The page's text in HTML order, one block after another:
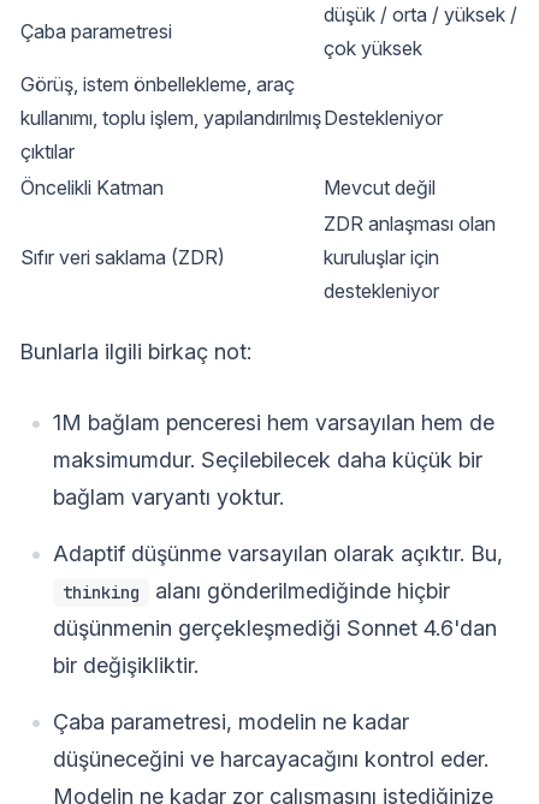
Çaba parametresi
düşük / orta / yüksek /
çok yüksek
Görüş, istem önbellekleme, araç
kullanımı, toplu işlem, yapılandırılmış
çıktılar
Destekleniyor
Öncelikli Katman Mevcut değil
Sıfır veri saklama (ZDR)
ZDR anlaşması olan
kuruluşlar için
destekleniyor
Bunlarla ilgili birkaç not:
1M bağlam penceresi hem varsayılan hem de
maksimumdur. Seçilebilecek daha küçük bir
bağlam varyantı yoktur.
Adaptif düşünme varsayılan olarak açıktır. Bu,
thinking
alanı gönderilmediğinde hiçbir
düşünmenin gerçekleşmediği Sonnet 4.6'dan
bir değişikliktir.
Çaba parametresi, modelin ne kadar
düşüneceğini ve harcayacağını kontrol eder.
Modelin ne kadar zor çalışmasını istediğinize